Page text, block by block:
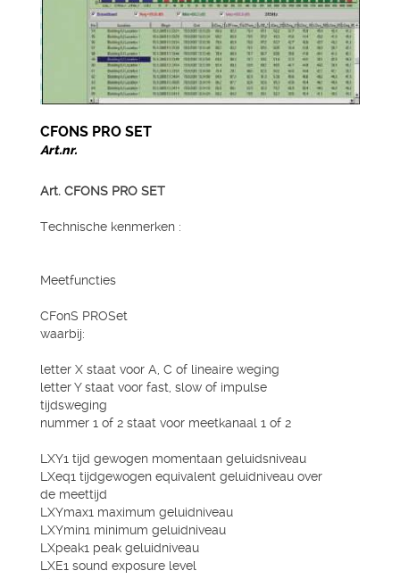
CFONS PRO SET
Art.nr.
Art. CFONS PRO SET
Technische kenmerken :
Meetfuncties
CFonS PROSet
waarbij:
letter X staat voor A, C of lineaire weging
letter Y staat voor fast, slow of impulse
tijdsweging
nummer 1 of 2 staat voor meetkanaal 1 of 2
LXY1 tijd gewogen momentaan geluidsniveau
LXeq1 tijdgewogen equivalent geluidniveau over
de meettijd
LXYmax1 maximum geluidniveau
LXYmin1 minimum geluidniveau
LXpeak1 peak geluidniveau
LXE1 sound exposure level